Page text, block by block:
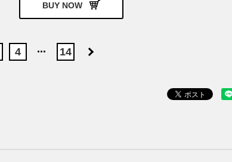
BUY NOW
4 ... 14